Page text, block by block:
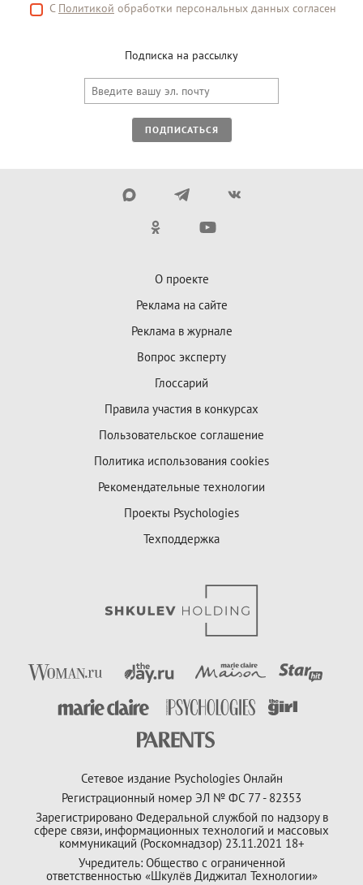
С Политикой обработки персональных данных согласен
Подписка на рассылку
ПОДПИСАТЬСЯ
О проекте
Реклама на сайте
Реклама в журнале
Вопрос эксперту
Глоссарий
Правила участия в конкурсах
Пользовательское соглашение
Политика использования cookies
Рекомендательные технологии
Проекты Psychologies
Техподдержка
Сетевое издание Psychologies Онлайн
Регистрационный номер ЭЛ № ФС 77 - 82353
Зарегистрировано Федеральной службой по надзору в
сфере связи, информационных технологий и массовых
коммуникаций (Роскомнадзор) 23.11.2021 18+
Учредитель: Общество с ограниченной
ответственностью «Шкулёв Диджитал Технологии»